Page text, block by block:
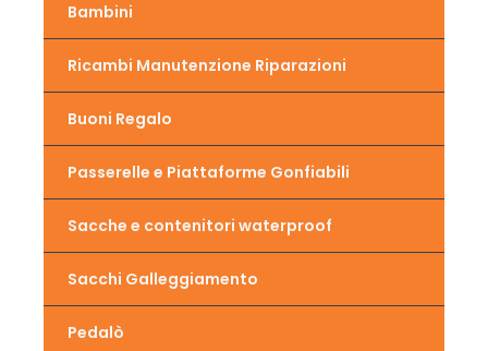
Bambini
Ricambi Manutenzione Riparazioni
Buoni Regalo
Passerelle e Piattaforme Gonfiabili
Sacche e contenitori waterproof
Sacchi Galleggiamento
Pedalò